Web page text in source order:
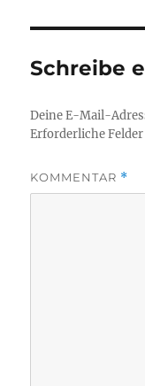
Schreibe
Deine E-Mail-
Erforderliche
KOMMENTAR *